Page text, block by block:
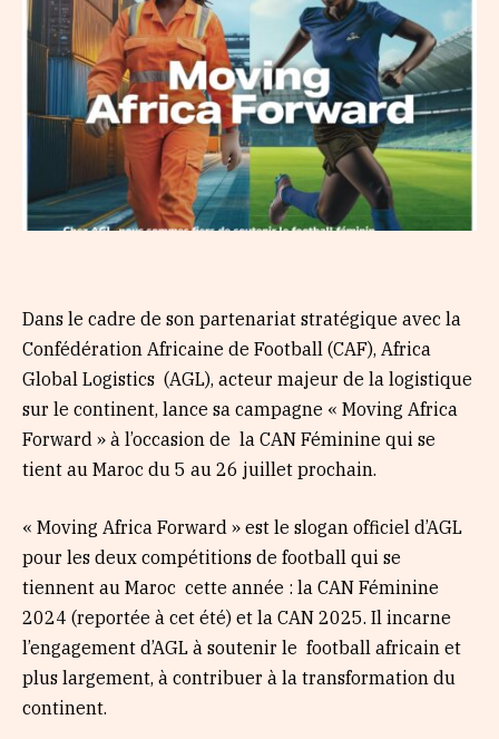
Dans le cadre de son partenariat stratégique avec la
Confédération Africaine de Football (CAF), Africa
Global Logistics (AGL), acteur majeur de la logistique
sur le continent, lance sa campagne « Moving Africa
Forward » à l’occasion de la CAN Féminine qui se
tient au Maroc du 5 au 26 juillet prochain.
« Moving Africa Forward » est le slogan officiel d’AGL
pour les deux compétitions de football qui se
tiennent au Maroc cette année : la CAN Féminine
2024 (reportée à cet été) et la CAN 2025. Il incarne
l’engagement d’AGL à soutenir le football africain et
plus largement, à contribuer à la transformation du
continent.